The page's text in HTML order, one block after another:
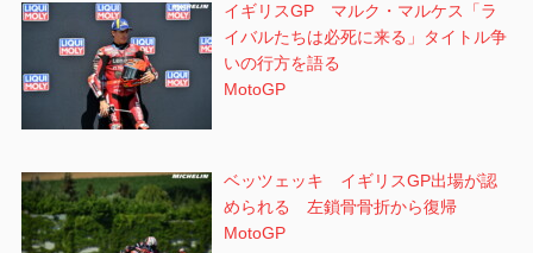
イギリスGP マルク・マルケス「ラ
イバルたちは必死に来る」タイトル争
いの行方を語る
MotoGP
ベッツェッキ イギリスGP出場が認
められる 左鎖骨骨折から復帰
MotoGP